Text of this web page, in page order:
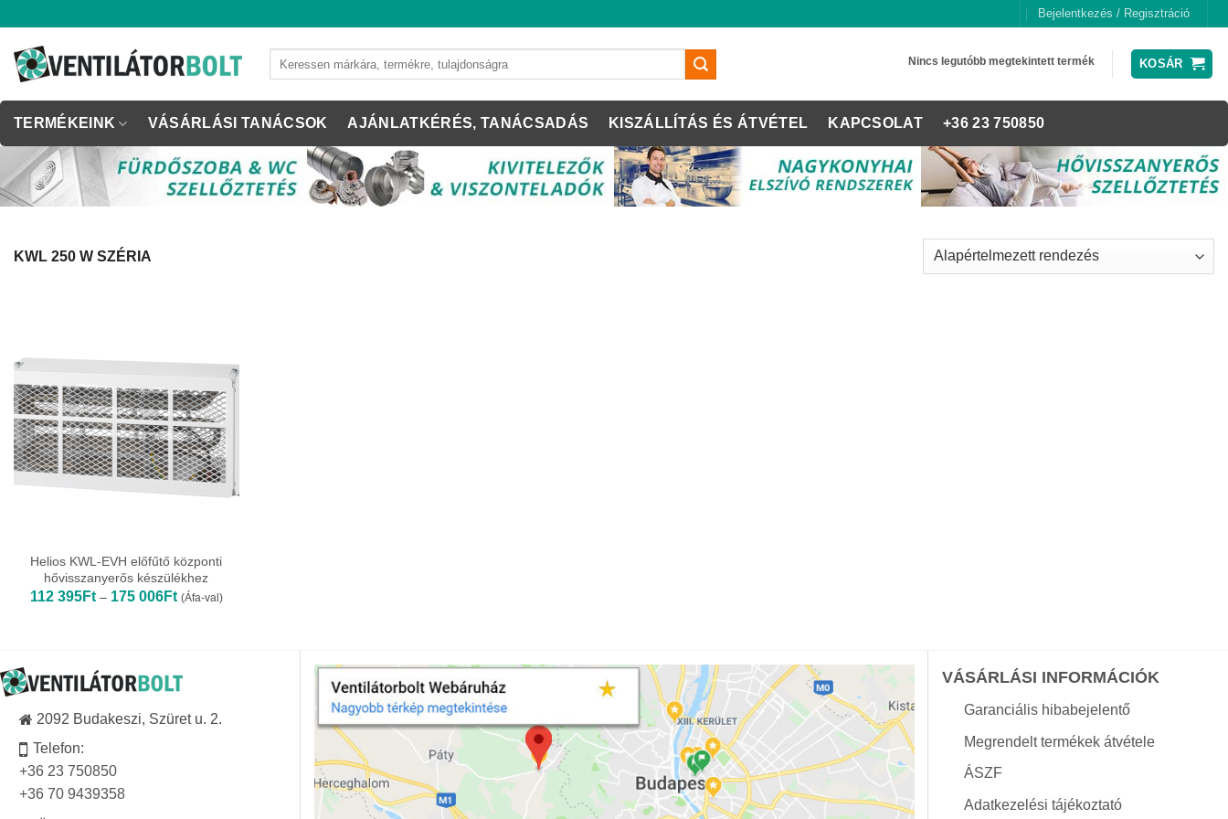
content
Bejelentkezés / Regisztráció
Nincs legutóbb megtekintett termék KOSÁR
TERMÉKEINK VÁSÁRLÁSI TANÁCSOK AJÁNLATKÉRÉS, TANÁCSADÁS KISZÁLLÍTÁS ÉS ÁTVÉTEL KAPCSOLAT +36 23 750850
KWL 250 W SZÉRIA
Helios KWL-EVH előfűtő központi
hővisszanyerős készülékhez
112 395Ft – 175 006FtÁrtartomány:
112
(Áfa-val)
2092 Budakeszi, Szüret u. 2.
Telefon:
+36 23 750850
+36 70 9439358
VÁSÁRLÁSI INFORMÁCIÓK
Garanciális hibabejelentő
Megrendelt termékek átvétele
ÁSZF
Adatkezelési tájékoztató